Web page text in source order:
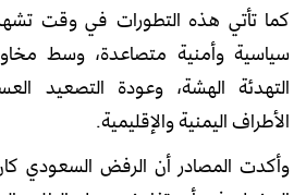
كما تأتي هذه التطورات في وقت
سياسية وأمنية متصاعدة، وسط
التهدئة الهشة، وعودة التصعيد
الأطراف اليمنية والإقليمية.
وأكدت المصادر أن الرفض السعودي